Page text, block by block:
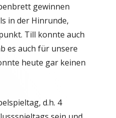
gewinnen
in der Hinrunde,
Till konnte auch
es auch für unsere
heute gar keinen
d.h. 4